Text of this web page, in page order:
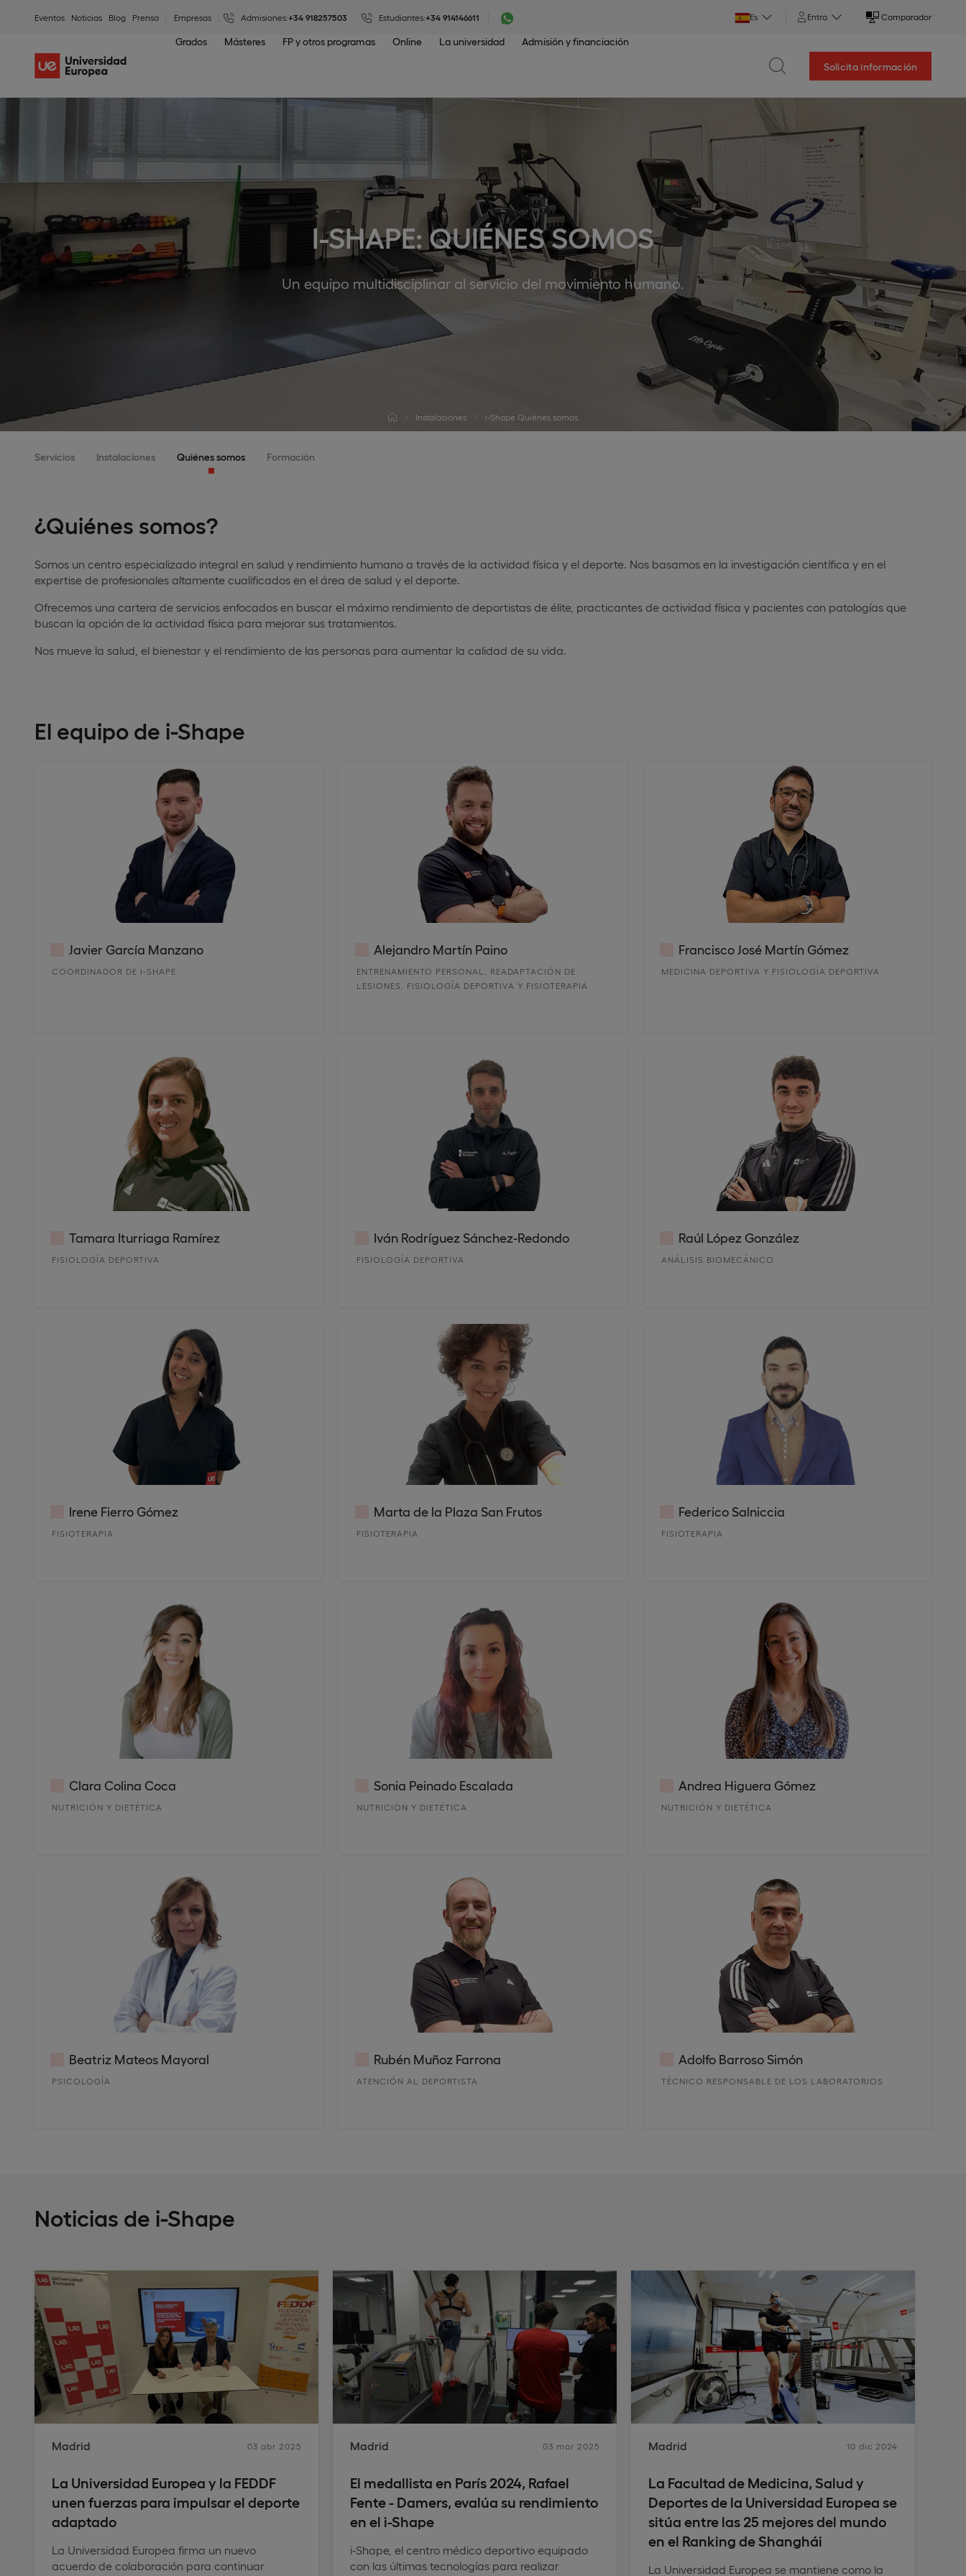
Eventos Noticias Blog Prensa Empresas Admisiones:+34 918257503 Estudiantes:+34 914146611 Es Entra Comparador
Grados Másteres FP y otros programas Online La universidad Admisión y financiación
Solicita información
I-SHAPE: QUIÉNES SOMOS
Un equipo multidisciplinar al servicio del movimiento humano.
Instalaciones i-Shape Quiénes somos
Servicios Instalaciones Quiénes somos Formación
¿Quiénes somos?
Somos un centro especializado integral en salud y rendimiento humano a través de la actividad física y el deporte. Nos basamos en la investigación científica y en el
expertise de profesionales altamente cualificados en el área de salud y el deporte.
Ofrecemos una cartera de servicios enfocados en buscar el máximo rendimiento de deportistas de élite, practicantes de actividad física y pacientes con patologías que
buscan la opción de la actividad física para mejorar sus tratamientos.
Nos mueve la salud, el bienestar y el rendimiento de las personas para aumentar la calidad de su vida.
El equipo de i-Shape
Javier García Manzano
COORDINADOR DE I-SHAPE
Alejandro Martín Paino
ENTRENAMIENTO PERSONAL, READAPTACIÓN DE
LESIONES, FISIOLOGÍA DEPORTIVA Y FISIOTERAPIA
Francisco José Martín Gómez
MEDICINA DEPORTIVA Y FISIOLOGÍA DEPORTIVA
Tamara Iturriaga Ramírez
FISIOLOGÍA DEPORTIVA
Iván Rodríguez Sánchez-Redondo
FISIOLOGÍA DEPORTIVA
Raúl López González
ANÁLISIS BIOMECÁNICO
Irene Fierro Gómez
FISIOTERAPIA
Marta de la Plaza San Frutos
FISIOTERAPIA
Federico Salniccia
FISIOTERAPIA
Clara Colina Coca
NUTRICIÓN Y DIETÉTICA
Sonia Peinado Escalada
NUTRICIÓN Y DIETÉTICA
Andrea Higuera Gómez
NUTRICIÓN Y DIETÉTICA
Beatriz Mateos Mayoral
PSICOLOGÍA
Rubén Muñoz Farrona
ATENCIÓN AL DEPORTISTA
Adolfo Barroso Simón
TÉCNICO RESPONSABLE DE LOS LABORATORIOS
Noticias de i-Shape
La Universidad Europea y la FEDDF
unen fuerzas para impulsar el deporte
adaptado
La Universidad Europea firma un nuevo
acuerdo de colaboración para continuar
Madrid 03 abr 2025
El medallista en París 2024, Rafael
Fente - Damers, evalúa su rendimiento
en el i-Shape
i-Shape, el centro médico deportivo equipado
con las últimas tecnologías para realizar
Madrid 03 mar 2025
La Facultad de Medicina, Salud y
Deportes de la Universidad Europea se
sitúa entre las 25 mejores del mundo
en el Ranking de Shanghái
La Universidad Europea se mantiene como la
Madrid 10 dic 2024